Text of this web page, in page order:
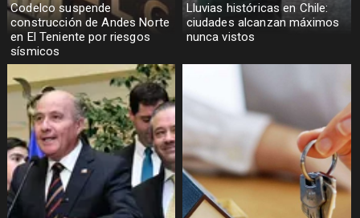
Codelco suspende
construcción de Andes Norte
en El Teniente por riesgos
sísmicos
Lluvias históricas en Chile:
ciudades alcanzan máximos
nunca vistos